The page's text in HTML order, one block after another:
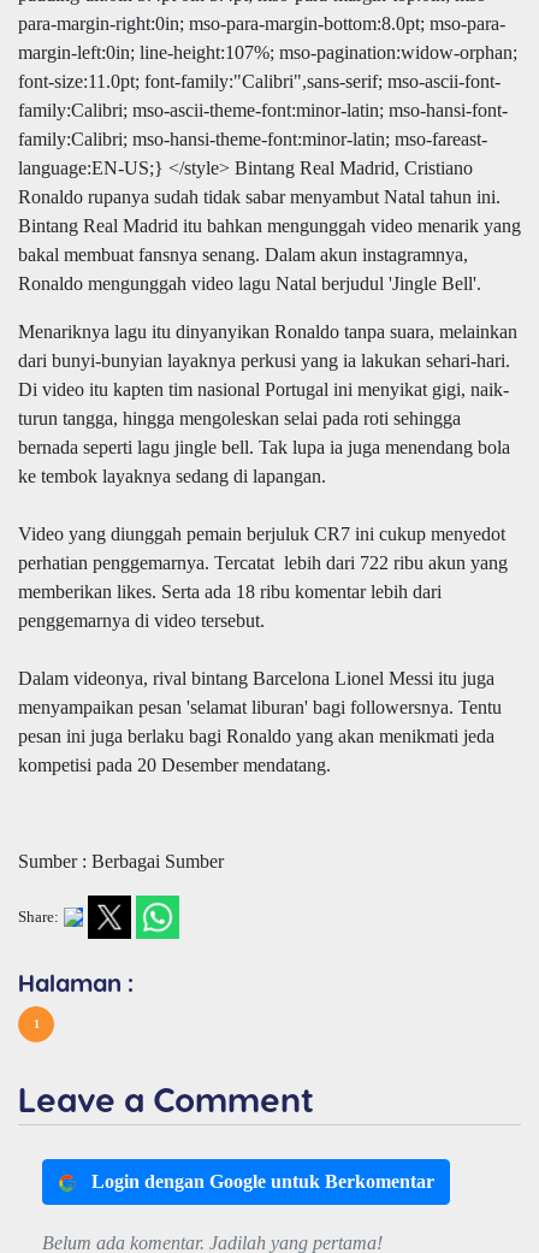
para-margin-right:0in; mso-para-margin-bottom:8.0pt; mso-para-
margin-left:0in; line-height:107%; mso-pagination:widow-orphan;
font-size:11.0pt; font-family:"Calibri",sans-serif; mso-ascii-font-
family:Calibri; mso-ascii-theme-font:minor-latin; mso-hansi-font-
family:Calibri; mso-hansi-theme-font:minor-latin; mso-fareast-
language:EN-US;} </style> Bintang Real Madrid, Cristiano
Ronaldo rupanya sudah tidak sabar menyambut Natal tahun ini.
Bintang Real Madrid itu bahkan mengunggah video menarik yang
bakal membuat fansnya senang. Dalam akun instagramnya,
Ronaldo mengunggah video lagu Natal berjudul 'Jingle Bell'.
Menariknya lagu itu dinyanyikan Ronaldo tanpa suara, melainkan
dari bunyi-bunyian layaknya perkusi yang ia lakukan sehari-hari.
Di video itu kapten tim nasional Portugal ini menyikat gigi, naik-
turun tangga, hingga mengoleskan selai pada roti sehingga
bernada seperti lagu jingle bell. Tak lupa ia juga menendang bola
ke tembok layaknya sedang di lapangan.
Video yang diunggah pemain berjuluk CR7 ini cukup menyedot
perhatian penggemarnya. Tercatat lebih dari 722 ribu akun yang
memberikan likes. Serta ada 18 ribu komentar lebih dari
penggemarnya di video tersebut.
Dalam videonya, rival bintang Barcelona Lionel Messi itu juga
menyampaikan pesan 'selamat liburan' bagi followersnya. Tentu
pesan ini juga berlaku bagi Ronaldo yang akan menikmati jeda
kompetisi pada 20 Desember mendatang.
Sumber : Berbagai Sumber
Share:
Halaman :
1
Leave a Comment
Login dengan Google untuk Berkomentar
Belum ada komentar. Jadilah yang pertama!